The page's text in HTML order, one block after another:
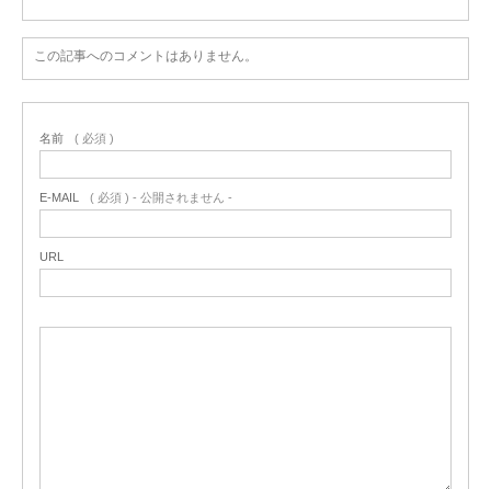
この記事へのコメントはありません。
名前 ( 必須 )
E-MAIL ( 必須 ) - 公開されません -
URL